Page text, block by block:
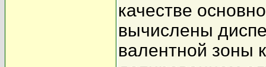
качестве
вычислены
валентной зоны